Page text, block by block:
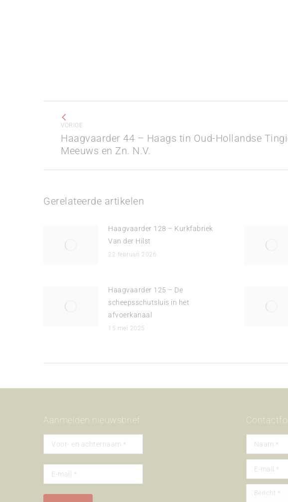
navigatie
VORIGE
Vorig
bericht
Haagvaarder 44 – Haags tin Oud-Hollandse
Meeuws en Zn. N.V.
Gerelateerde artikelen
Haagvaarder 128 – Kurkfabriek
Van der Hilst
22 februari 2026
Haagvaarder 125 – De
scheepsschutsluis in het
afvoerkanaal
15 mei 2025
Aanmelden nieuwsbrief
Naam *
E-mail *
Bericht *